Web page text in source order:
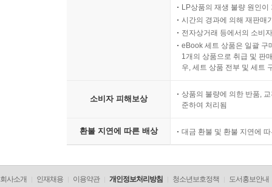
LP상품의 재생 불량 원인
시간의 경과에 의해 재판매
전자상거래 등에서의 소비
eBook 세트 상품은 일괄 구
1개의 상품으로 취급 및 판
우, 세트 상품 전부 및 세트
소비자 피해보상
상품의 불량에 의한 반품,
준하여 처리됨
환불 지연에 따른 배상 대금 환불 및 환불 지연에
회사소개 인재채용 이용약관 개인정보처리방침 청소년보호정책 도서홍보안내